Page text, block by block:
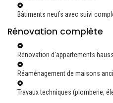
Bâtiments neufs avec suivi
Rénovation complète
Rénovation d’appartements
Réaménagement de maisons
Travaux techniques (plomberie,